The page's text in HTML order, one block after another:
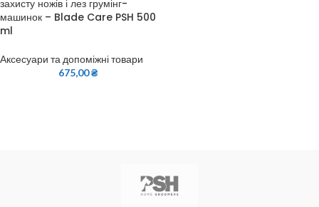
захисту ножів і лез грумінг-
машинок – Blade Care PSH 500
ml
Аксесуари та допоміжні товари
675,00₴